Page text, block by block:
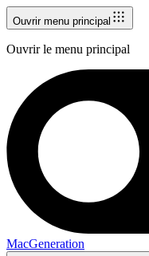
Ouvrir menu principal
Ouvrir le menu principal
MacGeneration